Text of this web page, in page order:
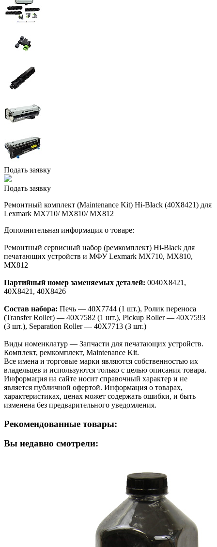
Подать заявку
Подать заявку
Ремонтный комплект (Maintenance Kit) Hi-Black (40X8421) для
Lexmark MX710/ MX810/ MX812
Дополнительная информация о товаре:
Ремонтный сервисный набор (ремкомплект) Hi-Black для
печатающих устройств и МФУ Lexmark MX710, MX810,
MX812
Партийный номер заменяемых деталей: 0040X8421,
40X8421, 40X8426
Состав набора: Печь — 40X7744 (1 шт.), Ролик переноса
(Transfer Roller) — 40X7582 (1 шт.), Pickup Roller — 40X7593
(3 шт.), Separation Roller — 40X7713 (3 шт.)
Виды номенклатур — Запчасти для печатающих устройств.
Комплект, ремкомплект, Maintenance Kit.
Все имена и торговые марки являются собственностью их
владельцев и используются только с целью описания товара.
Информация на сайте носит справочный характер и не
является публичной офертой. Информация о товарах,
характеристиках, ценах может содержать ошибки, и быть
изменена без предварительного уведомления.
Рекомендованные товары:
Вы недавно смотрели: